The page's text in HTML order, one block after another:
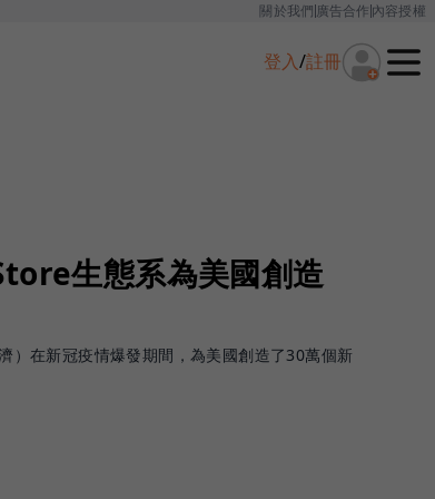
關於我們廣告合作內容授權
登入/註冊
生態系為美國創造
）在新冠疫情爆發期間，為美國創造了30萬個新